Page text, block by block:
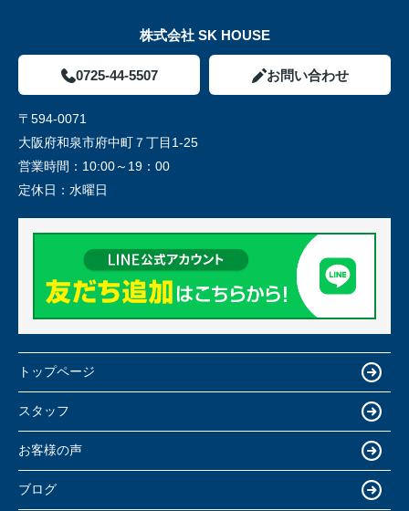
株式会社 SK HOUSE
0725-44-5507 お問い合わせ
〒594-0071
大阪府和泉市府中町７丁目1-25
営業時間： 10:00～19：00
定休日： 水曜日
トップページ
スタッフ
お客様の声
ブログ